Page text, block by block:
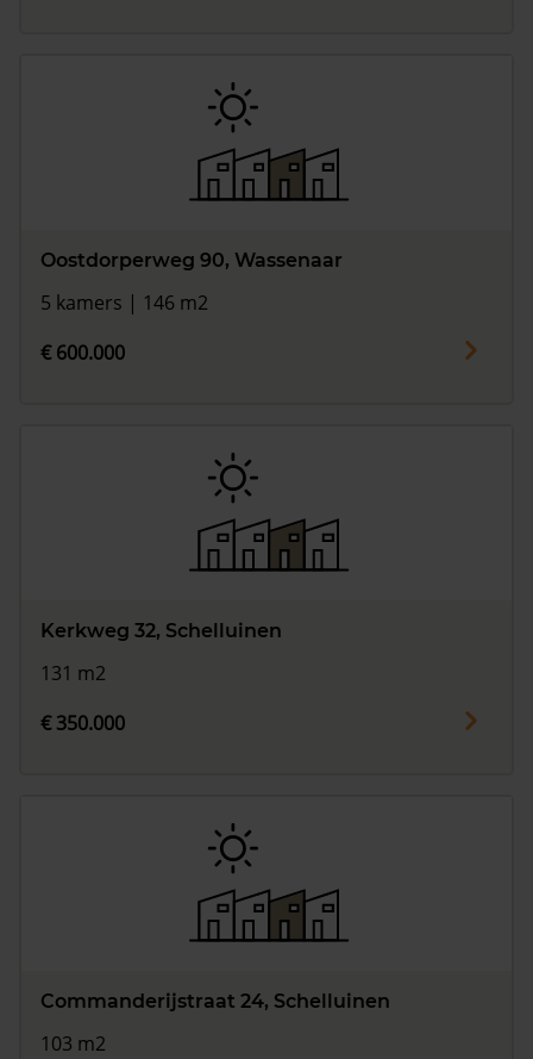
Oostdorperweg 90, Wassenaar
5 kamers | 146 m2
€ 600.000
Kerkweg 32, Schelluinen
131 m2
€ 350.000
Commanderijstraat 24, Schelluinen
103 m2